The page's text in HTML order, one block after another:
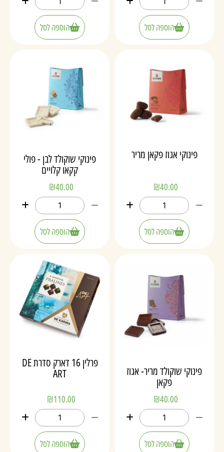
הוספה לסל הוספה לסל
פינוקי אגוז פקאן מריר
₪40.00
הוספה לסל
פינוקי שוקולד לבן - פולי
קקאו קלויים
₪40.00
הוספה לסל
פינוקי שוקולד מריר- אגוז
פקאן
₪40.00
הוספה לסל
פרלין 16 דארק סדרת DE
ART
₪110.00
הוספה לסל